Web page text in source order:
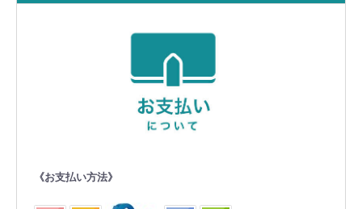
《お支払い方法》